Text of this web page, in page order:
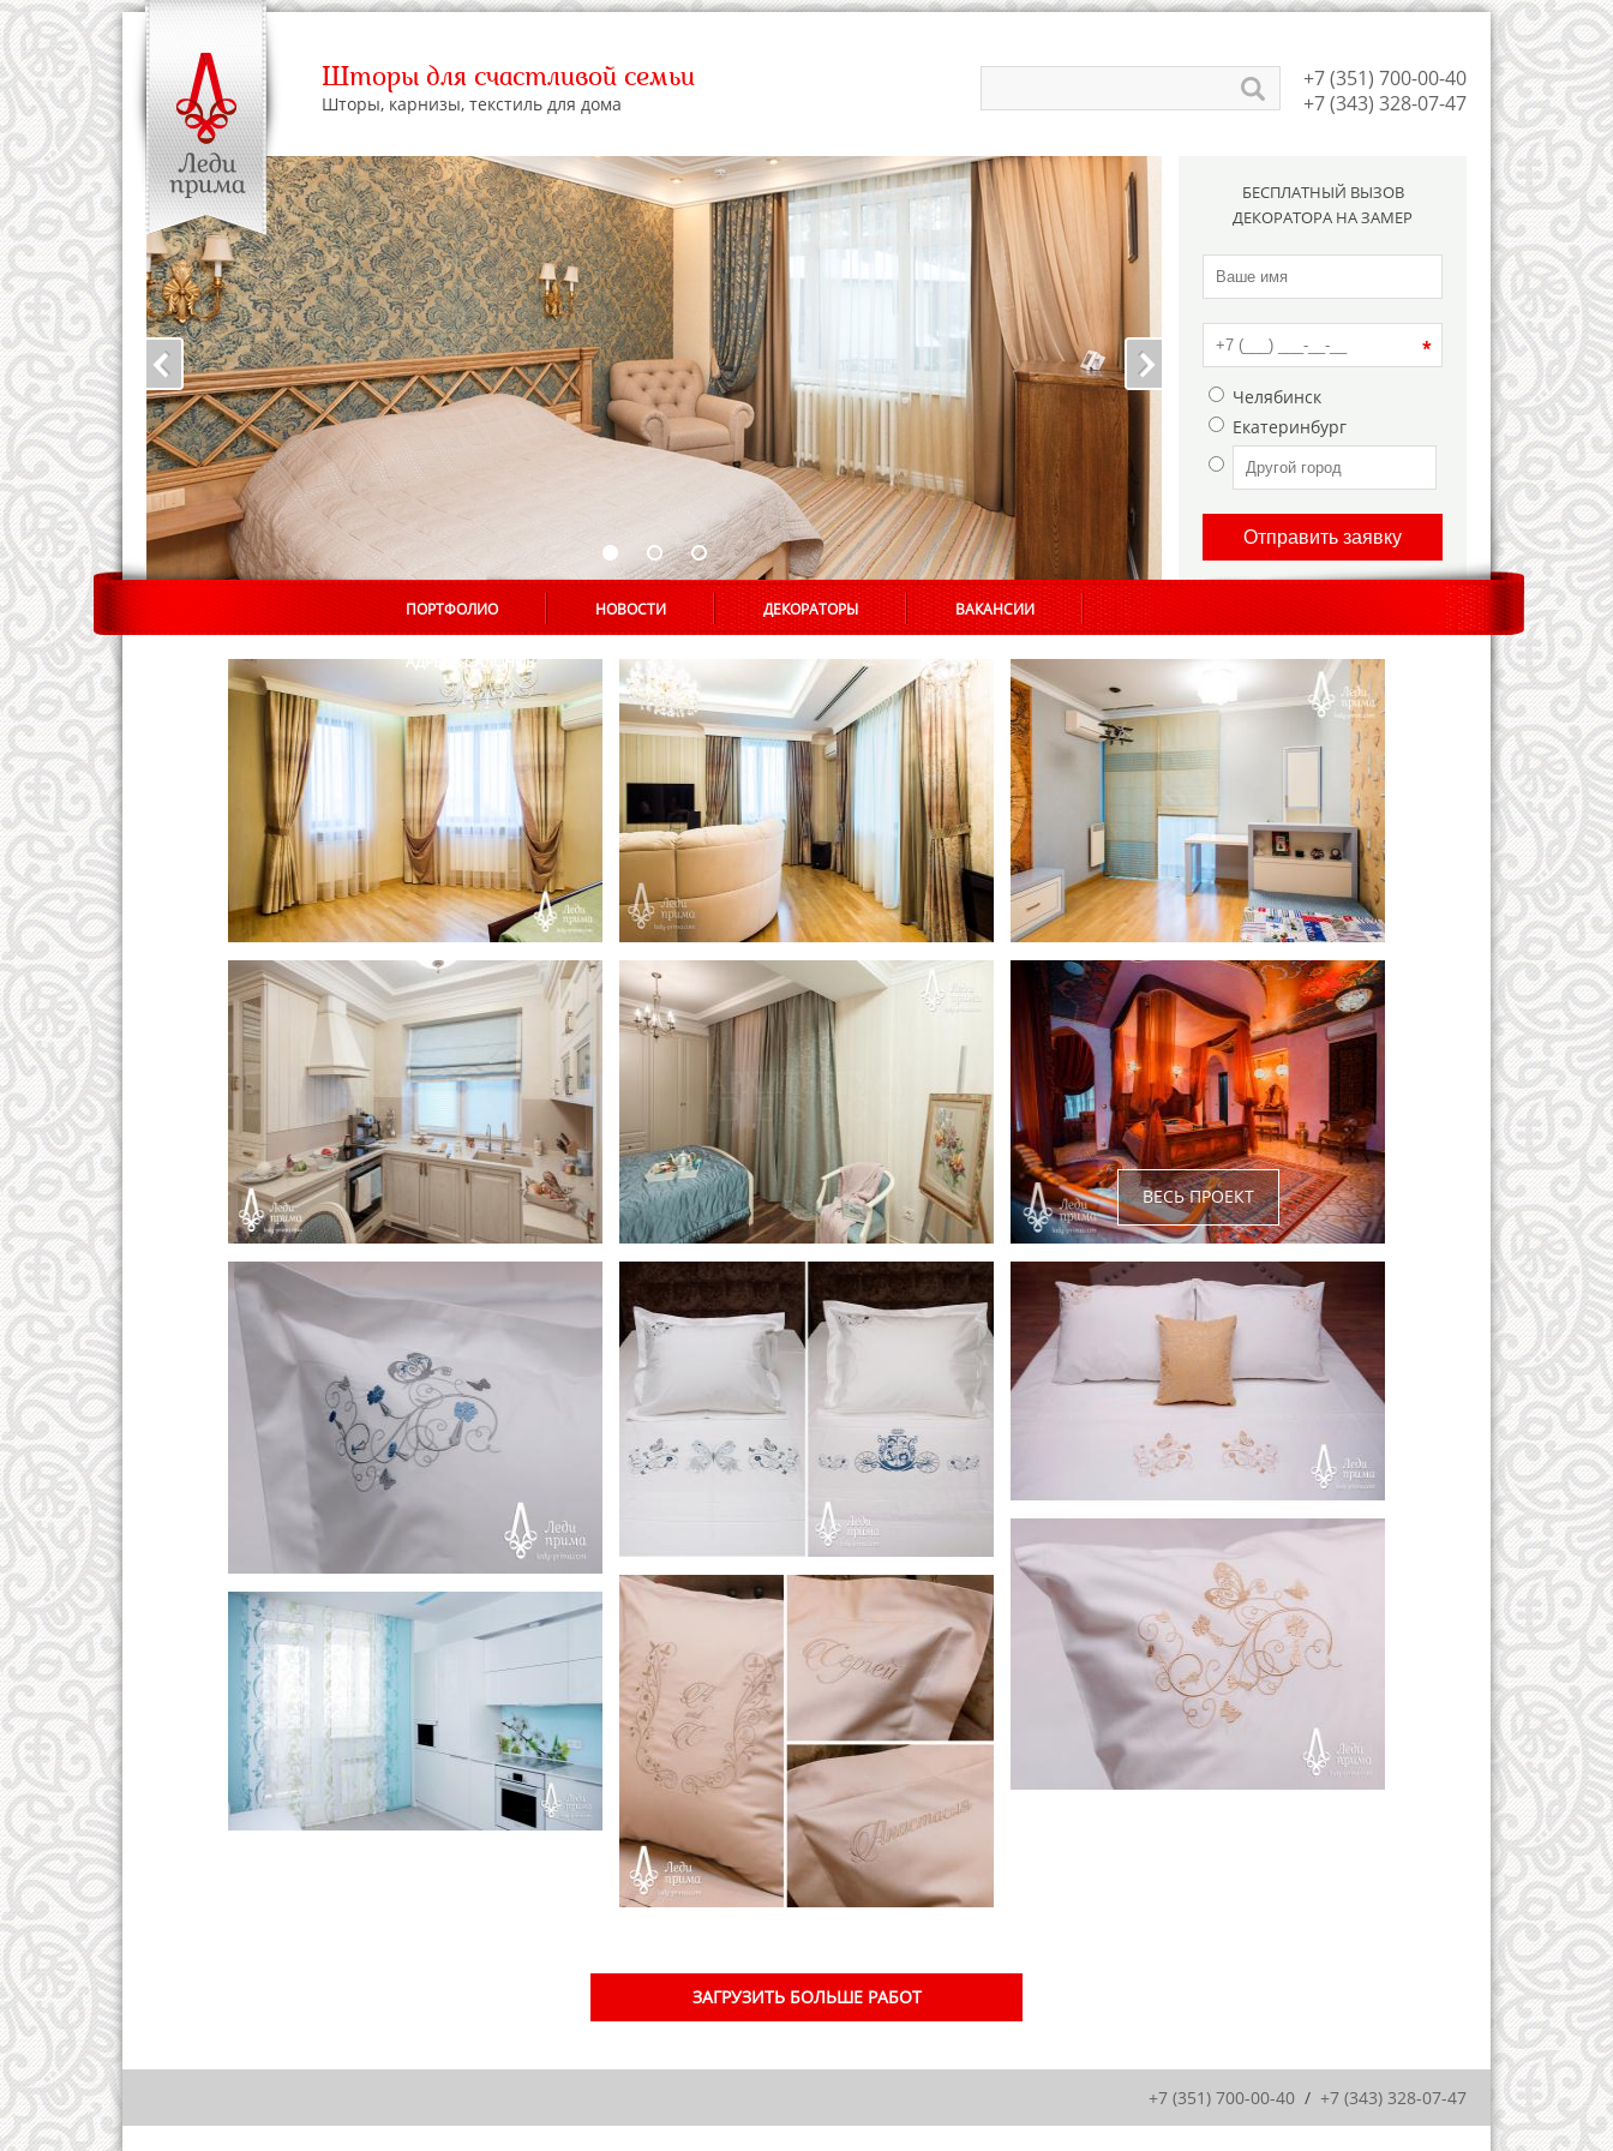
Шторы для счастливой семьи
Шторы, карнизы, текстиль для дома
+7 (351) 700-00-40
+7 (343) 328-07-47
БЕСПЛАТНЫЙ ВЫЗОВ
ДЕКОРАТОРА НА ЗАМЕР
Челябинск
Екатеринбург
Отправить заявку
ПОРТФОЛИО НОВОСТИ ДЕКОРАТОРЫ ВАКАНСИИ
АДРЕСА САЛОНОВ
ВЕСЬ ПРОЕКТ
ЗАГРУЗИТЬ БОЛЬШЕ РАБОТ
+7 (351) 700-00-40 / +7 (343) 328-07-47